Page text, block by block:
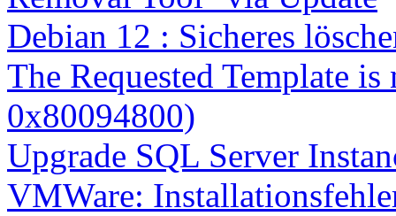
Debian 12 : Sicheres
The Requested Template
0x80094800)
Upgrade SQL Server
VMWare: